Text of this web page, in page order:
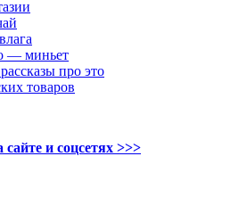
— миньет
про это
товаров
и соцсетях >>>